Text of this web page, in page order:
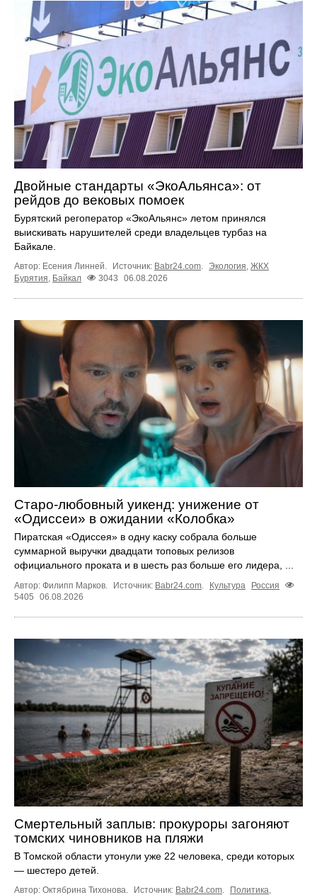
Двойные стандарты «ЭкоАльянса»: от
рейдов до вековых помоек
Бурятский регоператор «ЭкоАльянс» летом принялся
выискивать нарушителей среди владельцев турбаз на
Байкале.
Автор: Есения Линней. Источник: Babr24.com Экология ЖКХ
Бурятия Байкал 3043 06.08.2026
Старо-любовный уикенд: унижение от
«Одиссеи» в ожидании «Колобка»
Пиратская «Одиссея» в одну каску собрала больше
суммарной выручки двадцати топовых релизов
официального проката и в шесть раз больше его лидера, ...
Автор: Филипп Марков. Источник: Babr24.com. Культура
Россия
5405
06.08.2026
Смертельный заплыв: прокуроры загоняют
томских чиновников на пляжи
В Томской области утонули уже 22 человека, среди которых
— шестеро детей.
Автор: Октябрина Тихонова. Источник: Babr24.com. Политика,